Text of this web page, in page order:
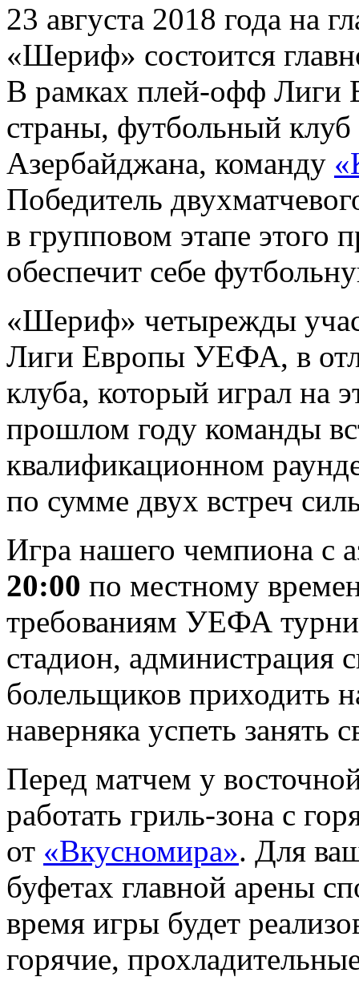
23 августа 2018 года на
«Шериф» состоится
В рамках плей-офф
страны, футбольный клуб
Азербайджана, команду
Победитель
в групповом этапе этого
обеспечит себе
«Шериф» четырежды
Лиги Европы УЕФА, в
клуба, который играл на
прошлом году команды
квалификационном
по сумме двух встреч
Игра нашего чемпиона с
20:00 по местному
требованиям УЕФА
стадион, администрация
болельщиков приходить
наверняка успеть занять
Перед матчем у
работать гриль-зона с
от «Вкусномира». Для
буфетах главной арены
время игры будет
горячие,